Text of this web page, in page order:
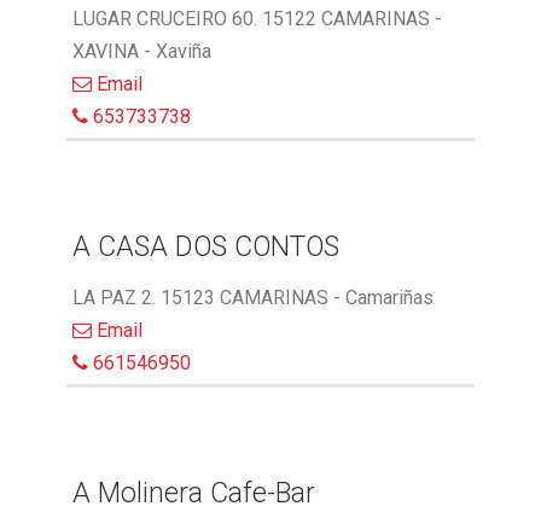
LUGAR CRUCEIRO 60. 15122 CAMARINAS -
XAVINA - Xaviña
Email
653733738
A CASA DOS CONTOS
LA PAZ 2. 15123 CAMARINAS - Camariñas
Email
661546950
A Molinera Cafe-Bar